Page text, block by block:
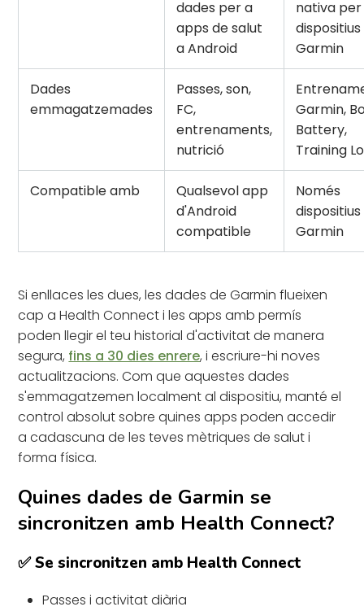
dades per a
apps de salut
a Android
nativa
dispositius
Garmin
Dades
emmagatzemades
Passes, son,
FC,
entrenaments,
nutrició
Garmin,
Battery,
Training
Compatible amb
Qualsevol app
d'Android
compatible
Només
dispositius
Garmin
Si enllaces les dues, les dades de Garmin flueixen
cap a Health Connect i les apps amb permís
poden llegir el teu historial d'activitat de manera
segura, fins a 30 dies enrere, i escriure-hi noves
actualitzacions. Com que aquestes dades
s'emmagatzemen localment al dispositiu, manté el
control absolut sobre quines apps poden accedir
a cadascuna de les teves mètriques de salut i
forma física.
Quines dades de Garmin se
sincronitzen amb Health Connect?
✅ Se sincronitzen amb Health Connect
Passes i activitat diària